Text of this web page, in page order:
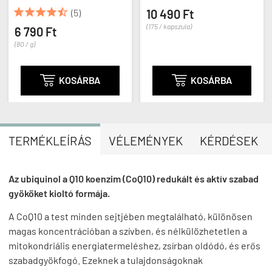
 (5)
6 790 Ft
(80 / g)
 KOSÁRBA
10 490 Ft
(175 / kapszula)
 KOSÁRBA
TERMÉKLEÍRÁS VÉLEMÉNYEK KÉRDÉSEK
Az ubiquinol a Q10 koenzim (CoQ10) redukált és aktív szabad
gyököket kioltó formája.
A CoQ10 a test minden sejtjében megtalálható, különösen
magas koncentrációban a szívben, és nélkülözhetetlen a
mitokondriális energiatermeléshez, zsírban oldódó, és erős
szabadgyökfogó. Ezeknek a tulajdonságoknak